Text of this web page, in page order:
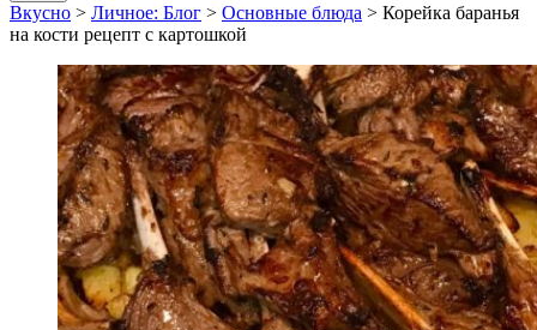
Breadcrumbs
navigation
Вкусно > Личное: Блог > Основные блюда > Корейка баранья
на кости рецепт с картошкой